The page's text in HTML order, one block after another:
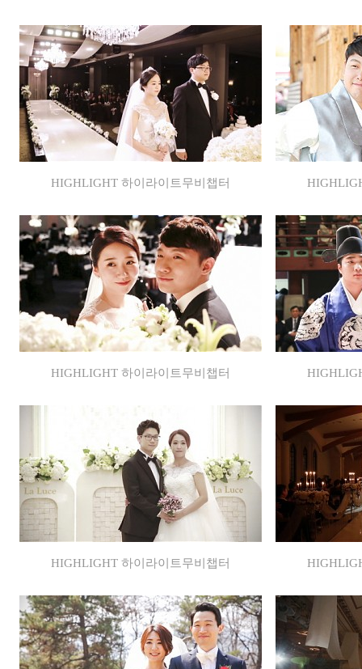
HIGHLIGHT 하이라이트무비챕터
HIGHLIGHT 하이라이트무비챕터
HIGHLIGHT 하이라이트무비챕터